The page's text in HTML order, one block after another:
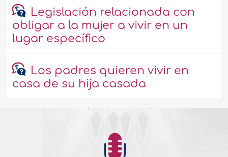
Legislación relacionada con
obligar a la mujer a vivir en un
lugar específico
Los padres quieren vivir en
casa de su hija casada